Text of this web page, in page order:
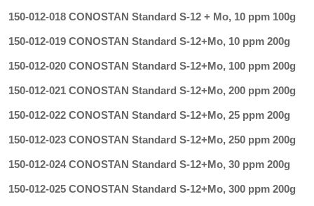
150-012-018 CONOSTAN Standard S-12 + Mo, 10 ppm 100g
150-012-019 CONOSTAN Standard S-12+Mo, 10 ppm 200g
150-012-020 CONOSTAN Standard S-12+Mo, 100 ppm 200g
150-012-021 CONOSTAN Standard S-12+Mo, 200 ppm 200g
150-012-022 CONOSTAN Standard S-12+Mo, 25 ppm 200g
150-012-023 CONOSTAN Standard S-12+Mo, 250 ppm 200g
150-012-024 CONOSTAN Standard S-12+Mo, 30 ppm 200g
150-012-025 CONOSTAN Standard S-12+Mo, 300 ppm 200g